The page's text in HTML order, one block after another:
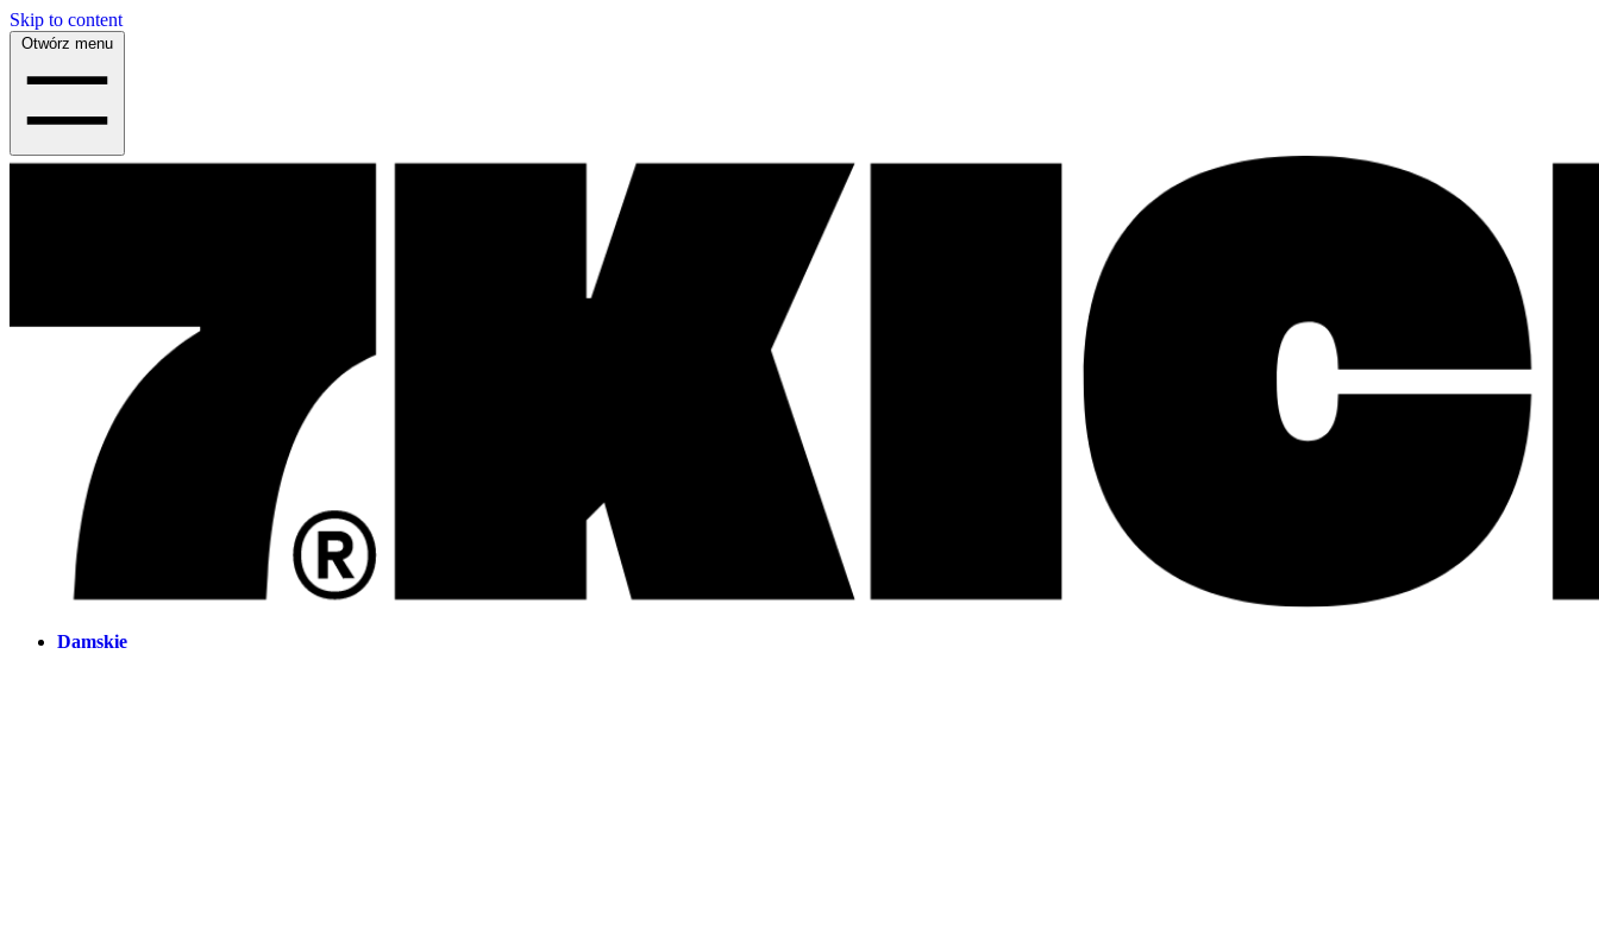
Skip to content
Otwórz menu
Damskie